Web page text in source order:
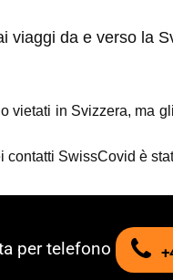
viaggi da e verso la
vietati in Svizzera, ma
contatti SwissCovid è
per telefono